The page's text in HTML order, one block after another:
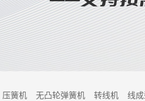
压簧机 无凸轮弹簧机 转线机 线